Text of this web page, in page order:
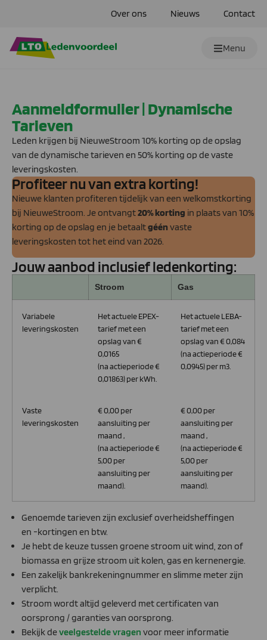
Over ons Nieuws Contact
Menu
Aanmeldformulier | Dynamische
Tarieven
Leden krijgen bij NieuweStroom 10% korting op de opslag
van dedynamische tarieven en 50% korting op de vaste
leveringskosten.
Profiteer nu van extra korting!
Nieuwe klanten profiteren tijdelijk van een welkomstkorting
bij NieuweStroom. Je ontvangt20% korting in plaats van 10%
korting op de opslag en je betaaltgéén vaste
leveringskosten tot het eind van 2026.
Jouw aanbod inclusief ledenkorting:
Stroom Gas
Variabele
leveringskosten
Het actuele EPEX-
tarief met een
opslag van €
0,0165
(na actieperiode €
0,01863) per kWh.
Het actuele LEBA-
tarief met een
opslag van € 0,084
(na actieperiode €
0,0945) per m3.
Vaste
leveringskosten
€ 0,00 per
aansluiting per
maand ,
(na actieperiode €
5,00 per
aansluiting per
maand).
€ 0,00 per
aansluiting per
maand ,
(na actieperiode €
5,00 per
aansluiting per
maand).
Genoemde tarieven zijn exclusief overheidsheffingen
en -kortingen en btw.
Je hebt de keuze tussen groene stroom uit wind, zon of
biomassa en grijze stroom uit kolen, gas en kernenergie.
Een zakelijk bankrekeningnummer en slimme meter zijn
verplicht.
Stroom wordt altijd geleverd met certificaten van
oorsprong / garanties van oorsprong.
Bekijk deveelgestelde vragen voor meer informatie